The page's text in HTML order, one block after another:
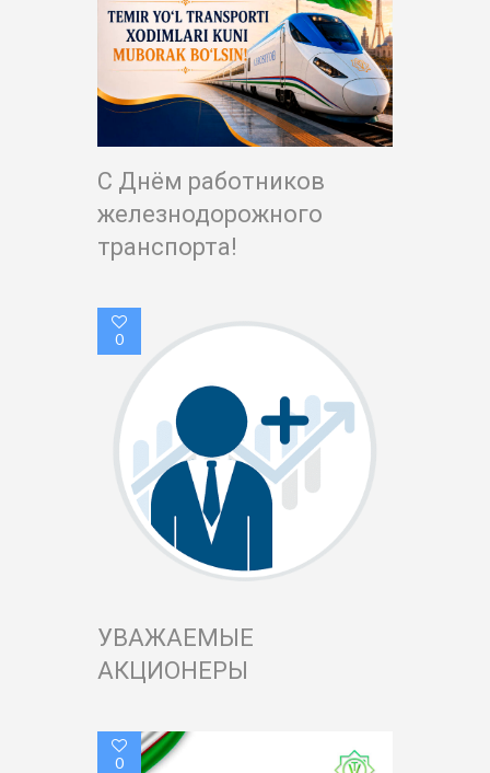
С Днём работников
железнодорожного
транспорта!
0
УВАЖАЕМЫЕ
АКЦИОНЕРЫ
0